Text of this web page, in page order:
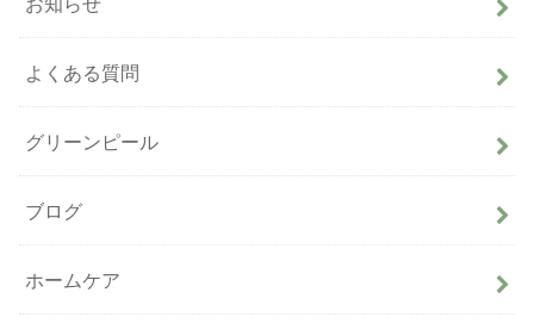
よくある質問
グリーンピール
ブログ
ホームケア